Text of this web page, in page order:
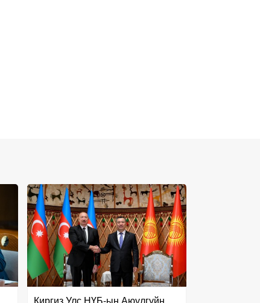
Киргиз Улс НҮБ-ын Аюулгүйн